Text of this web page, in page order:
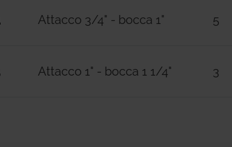
Attacco 3/4" - bocca 1" 5
Attacco 1" - bocca 1 1/4" 3